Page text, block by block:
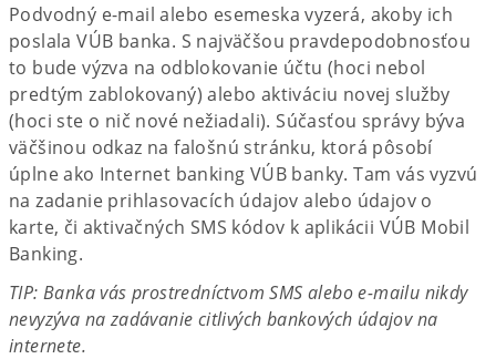
Podvodný e-mail alebo esemeska vyzerá, akoby ich
poslala VÚB banka. S najväčšou pravdepodobnosťou
to bude výzva na odblokovanie účtu (hoci nebol
predtým zablokovaný) alebo aktiváciu novej služby
(hoci ste o nič nové nežiadali). Súčasťou správy býva
väčšinou odkaz na falošnú stránku, ktorá pôsobí
úplne ako Internet banking VÚB banky. Tam vás vyzvú
na zadanie prihlasovacích údajov alebo údajov o
karte, či aktivačných SMS kódov k aplikácii VÚB Mobil
Banking. ​
TIP: Banka vás prostredníctvom SMS alebo e-mailu nikdy
nevyzýva na zadávanie citlivých bankových údajov na
internete.​